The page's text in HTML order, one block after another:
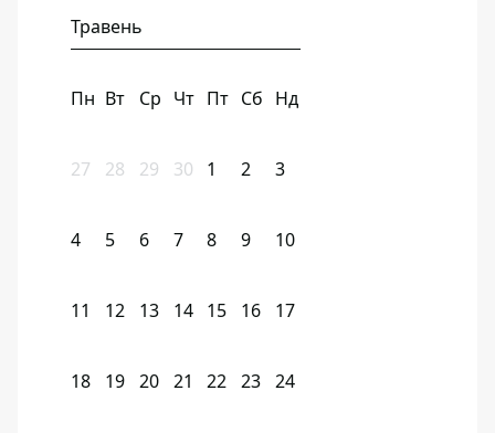
Травень
Пн Вт Ср Чт Пт Сб Нд
27 28 29 30 1 2 3
4 5 6 7 8 9 10
11 12 13 14 15 16 17
18 19 20 21 22 23 24